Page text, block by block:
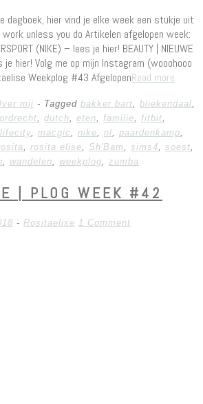
dagboek, hier vind je elke week een stukje uit
work unless you do Artikelen afgelopen week:
(NIKE) – lees je hier! BEAUTY | NIEUWE
je hier! Volg me op mijn Instagram (wooohooo
Weekplog #43 AfgelopenRead more
mij - Tagged bakker bart, bliekendaal,
, dutch, eten, familie, fitbit,
lifecity, macgic, nike, nl, paardenkamp,
, rosita elise, Sh'Bam, sims4, soest,
, wandelen, weekplog, zumba
| PLOG WEEK #42
- Rositaelise 1 Comment